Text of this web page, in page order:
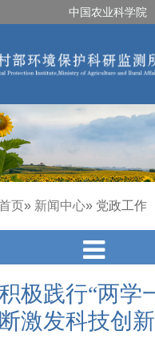
中国农业科学院
页» 新闻中心» 党政工作
极践行“两学
激发科技创